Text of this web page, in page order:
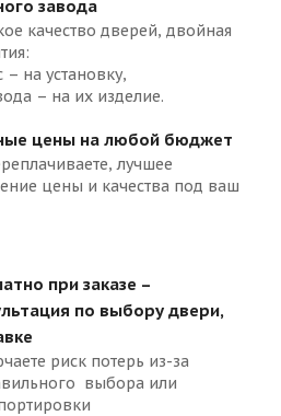
завода
качество дверей, двойная
– на установку,
– на их изделие.
цены на любой бюджет
лучшее
цены и качества под ваш
при заказе –
по выбору двери,
риск потерь из-за
выбора или